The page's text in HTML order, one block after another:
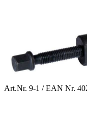
Art.Nr. 9-1 / EAN Nr.